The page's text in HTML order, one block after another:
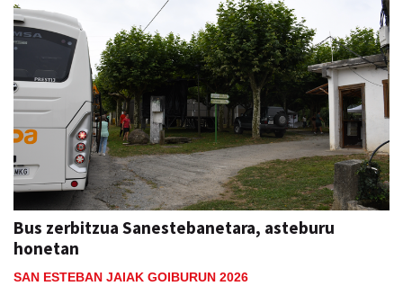
Bus zerbitzua Sanestebanetara, asteburu
honetan
SAN ESTEBAN JAIAK GOIBURUN 2026